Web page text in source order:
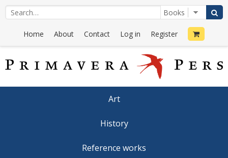
Home About Contact Log in Register
Art
History
Reference works